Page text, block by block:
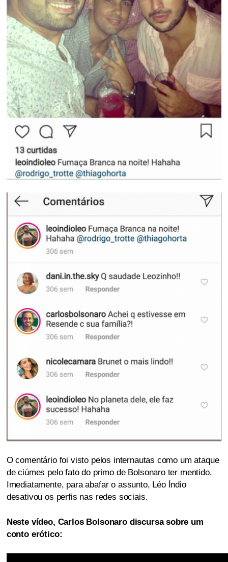
O comentário foi visto pelos internautas como um ataque
de ciúmes pelo fato do primo de Bolsonaro ter mentido.
Imediatamente, para abafar o assunto, Léo Índio
desativou os perfis nas redes sociais.
Neste vídeo, Carlos Bolsonaro discursa sobre um
conto erótico: